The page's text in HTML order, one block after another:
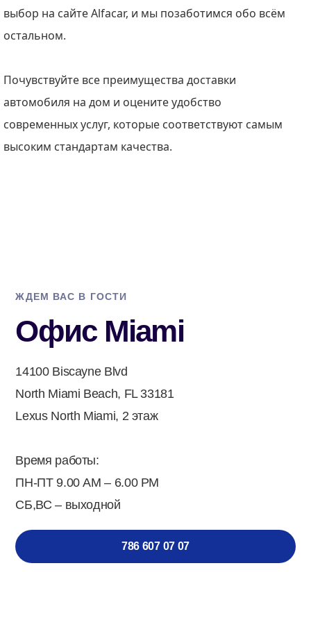
выбор на сайте Alfacar, и мы позаботимся обо всём
остальном.
Почувствуйте все преимущества доставки
автомобиля на дом и оцените удобство
современных услуг, которые соответствуют самым
высоким стандартам качества.
ЖДЕМ ВАС В ГОСТИ
Офис Miami
14100 Biscayne Blvd
North Miami Beach, FL 33181
Lexus North Miami, 2 этаж
Время работы:
ПН-ПТ 9.00 AM – 6.00 PM
CБ,ВС – выходной
786 607 07 07